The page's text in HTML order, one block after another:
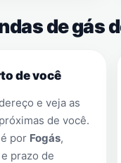
de gás
de você
e veja as
de você.
por Fogás,
prazo de